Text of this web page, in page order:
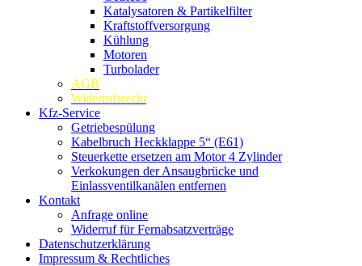
Katalysatoren & Partikelfilter
Kraftstoffversorgung
Kühlung
Motoren
Turbolader
AGB
Widerrufsrecht
Kfz-Service
Getriebespülung
Kabelbruch Heckklappe 5“ (E61)
Steuerkette ersetzen am Motor 4 Zylinder
Verkokungen der Ansaugbrücke und
Einlassventilkanälen entfernen
Kontakt
Anfrage online
Widerruf für Fernabsatzverträge
Datenschutzerklärung
Impressum & Rechtliches